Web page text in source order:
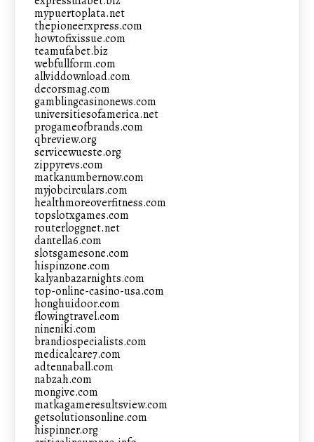
mypuertoplata.net
thepioneerxpress.com
howtofixissue.com
teamufabet.biz
webfullform.com
allviddownload.com
decorsmag.com
gamblingcasinonews.com
universitiesofamerica.net
progameofbrands.com
qbreview.org
servicewueste.org
zippyrevs.com
matkanumbernow.com
myjobcirculars.com
healthmoreoverfitness.com
topslotxgames.com
routerloggnet.net
dantella6.com
slotsgamesone.com
hispinzone.com
kalyanbazarnights.com
top-online-casino-usa.com
honghuidoor.com
flowingtravel.com
nineniki.com
brandiospecialists.com
medicalcare7.com
adtennaball.com
nabzah.com
mongive.com
matkagameresultsview.com
getsolutionsonline.com
hispinner.org